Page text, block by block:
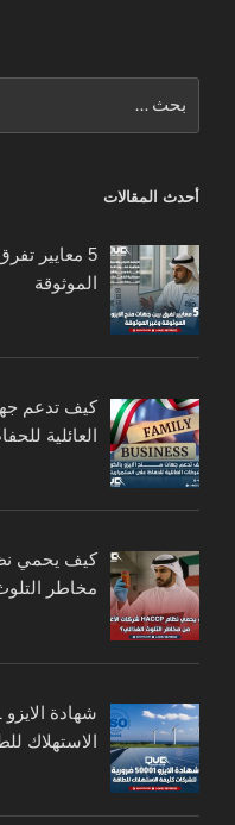
عن:
أحدث المقالات
5 معايير
الموثوقة
كيف تدعم
العائلية
مخاطر
الاستهلاك